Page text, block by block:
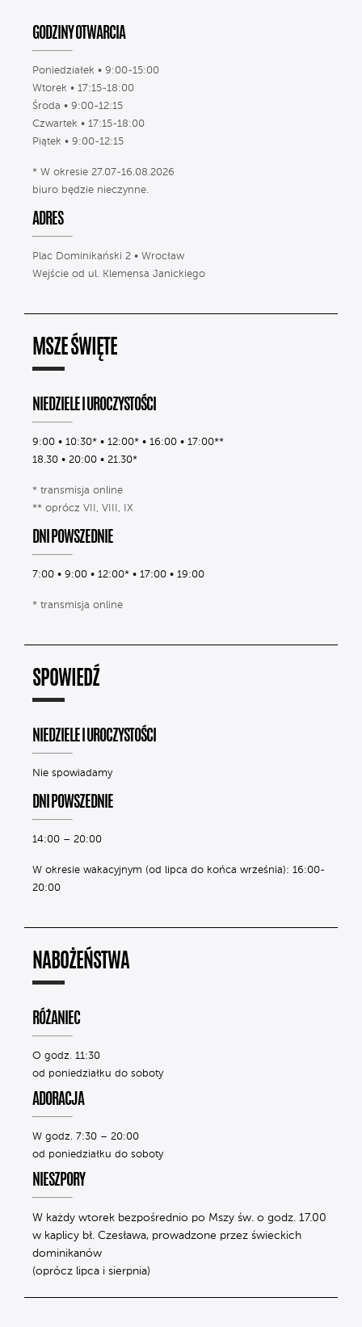
GODZINY OTWARCIA
Poniedziałek • 9:00-15:00
Wtorek • 17:15-18:00
Środa • 9:00-12:15
Czwartek • 17:15-18:00
Piątek • 9:00-12:15
* W okresie 27.07-16.08.2026
biuro będzie nieczynne.
ADRES
Plac Dominikański 2 • Wrocław
Wejście od ul. Klemensa Janickiego
MSZE ŚWIĘTE
NIEDZIELE I UROCZYSTOŚCI
9:00 • 10:30* • 12:00* • 16:00 • 17:00**
18.30 • 20:00 • 21.30*
* transmisja online
** oprócz VII, VIII, IX
DNI POWSZEDNIE
7:00 • 9:00 • 12:00* • 17:00 • 19:00
* transmisja online
SPOWIEDŹ
NIEDZIELE I UROCZYSTOŚCI
Nie spowiadamy
DNI POWSZEDNIE
14:00 – 20:00
W okresie wakacyjnym (od lipca do końca września): 16:00-
20:00
NABOŻEŃSTWA
RÓŻANIEC
O godz. 11:30
od poniedziałku do soboty
ADORACJA
W godz. 7:30 – 20:00
od poniedziałku do soboty
NIESZPORY
W każdy wtorek bezpośrednio po Mszy św. o godz. 17.00
w kaplicy bł. Czesława, prowadzone przez świeckich
dominikanów
(oprócz lipca i sierpnia)